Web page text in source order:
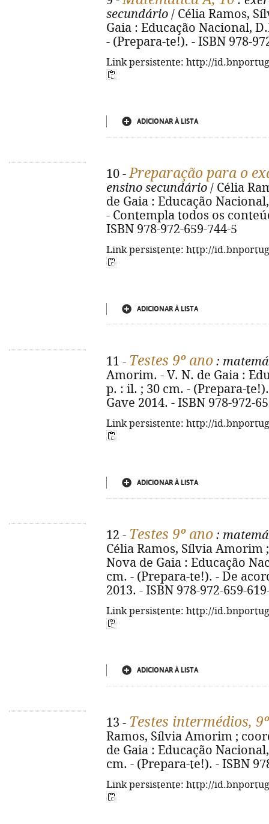
secundário / Célia Ramos,
Gaia : Educação Nacional,
- (Prepara-te!). - ISBN 978-
Link persistente: http://
ADICIONAR À LISTA
10 -Preparação para o
ensino secundário / Célia
de Gaia : Educação
- Contempla todos os
ISBN 978-972-659-744-5
Link persistente: http://
ADICIONAR À LISTA
11 - Testes 9º ano :
Amorim. - V. N. de Gaia :
p. : il. ; 30 cm. - (Prepara-
Gave 2014. - ISBN 978-972-
Link persistente: http://
ADICIONAR À LISTA
12 - Testes 9º ano :
Célia Ramos, Sílvia
Nova de Gaia : Educação
cm. - (Prepara-te!). - De
2013. - ISBN 978-972-659-
Link persistente: http://
ADICIONAR À LISTA
13 - Testes intermédios,
Ramos, Sílvia Amorim ;
de Gaia : Educação
cm. - (Prepara-te!). - ISBN
Link persistente: http://